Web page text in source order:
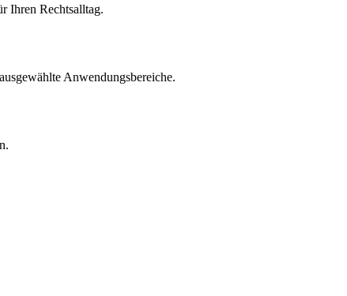
Ihren Rechtsalltag.
Anwendungsbereiche.